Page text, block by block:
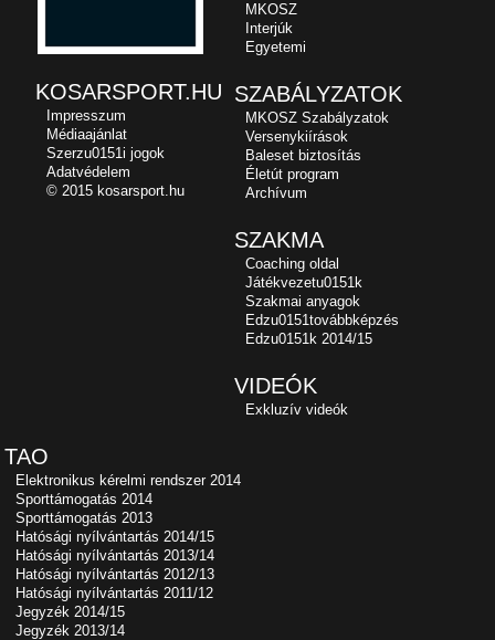
MKOSZ
Interjúk
Egyetemi
SZABÁLYZATOK
MKOSZ Szabályzatok
Versenykiírások
Baleset biztosítás
Életút program
Archívum
SZAKMA
Coaching oldal
Játékvezetu0151k
Szakmai anyagok
Edzu0151továbbképzés
Edzu0151k 2014/15
VIDEÓK
Exkluzív videók
TAO
Elektronikus kérelmi rendszer 2014
Sporttámogatás 2014
Sporttámogatás 2013
Hatósági nyílvántartás 2014/15
Hatósági nyílvántartás 2013/14
Hatósági nyílvántartás 2012/13
Hatósági nyílvántartás 2011/12
Jegyzék 2014/15
Jegyzék 2013/14
KOSARSPORT.HU
Impresszum
Médiaajánlat
Szerzu0151i jogok
Adatvédelem
© 2015 kosarsport.hu